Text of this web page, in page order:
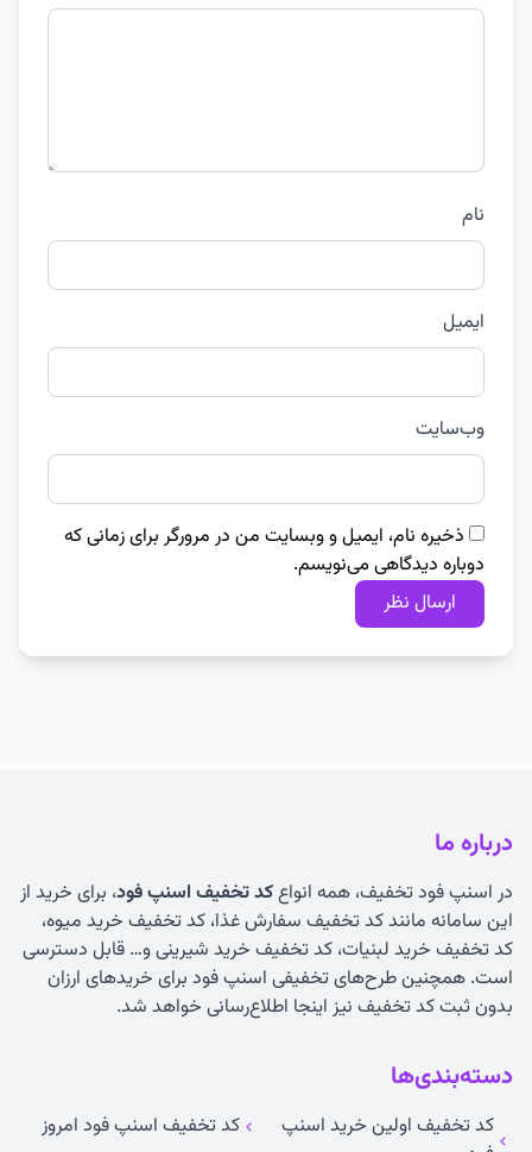
نام
ایمیل
وب‌سایت
ذخیره نام، ایمیل و وبسایت من در مرورگر برای زمانی که
دوباره دیدگاهی می‌نویسم.
درباره ما
در اسنپ فود تخفیف، همه انواعکد تخفیف اسنپ فود، برای خرید از
این سامانه مانند کد تخفیف سفارش غذا، کد تخفیف خرید میوه،
کد تخفیف خرید لبنیات، کد تخفیف خرید شیرینی و… قابل دسترسی
است. همچنین طرح‌های تخفیفی اسنپ فود برای خریدهای ارزان
بدون ثبت کد تخفیف نیز اینجا اطلاع‌رسانی خواهد شد.
دسته‌بندی‌ها
کد تخفیف اولین خرید اسنپ
کد تخفیف اسنپ فود امروز